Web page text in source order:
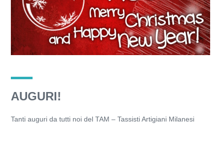
AUGURI!
Tanti auguri da tutti noi del TAM – Tassisti Artigiani Milanesi